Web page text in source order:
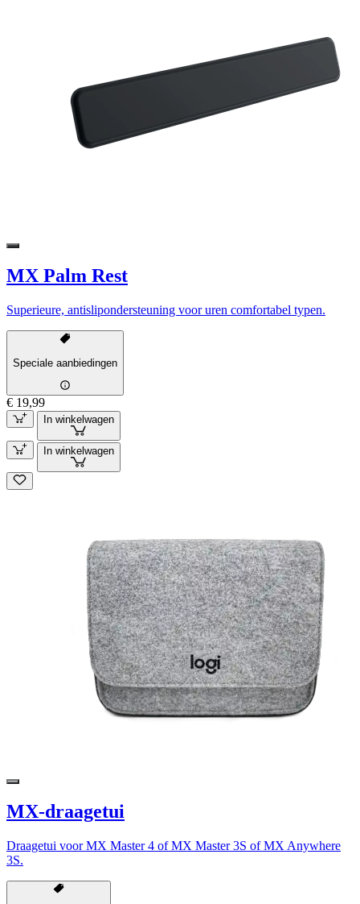
MX Palm Rest
Superieure, antislipondersteuning voor uren comfortabel typen.
Speciale aanbiedingen
€ 19,99
In winkelwagen
In winkelwagen
MX-draagetui
Draagetui voor MX Master 4 of MX Master 3S of MX Anywhere
3S.